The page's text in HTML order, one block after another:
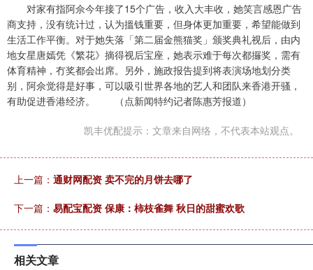
对家有指阿佘今年接了15个广告，收入大丰收，她笑言感恩广告
商支持，没有统计过，认为搵钱重要，但身体更加重要，希望能做到
生活工作平衡。对于她失落「第二届金熊猫奖」颁奖典礼视后，由内
地女星唐嫣凭《繁花》摘得视后宝座，她表示难于每次都攞奖，需有
体育精神，冇奖都会出席。另外，施政报告提到将表演场地划分类
别，阿佘觉得是好事，可以吸引世界各地的艺人和团队来香港开骚，
有助促进香港经济。 （点新闻特约记者陈惠芳报道）
凯丰优配提示：文章来自网络，不代表本站观点。
上一篇： 通财网配资 卖不完的月饼去哪了
下一篇： 易配宝配资 保康：柿枝雀舞 秋日的甜蜜欢歌
相关文章